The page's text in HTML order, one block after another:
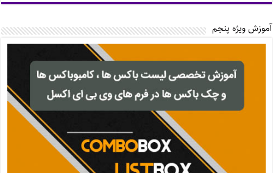
آموزش ویژه پنجم